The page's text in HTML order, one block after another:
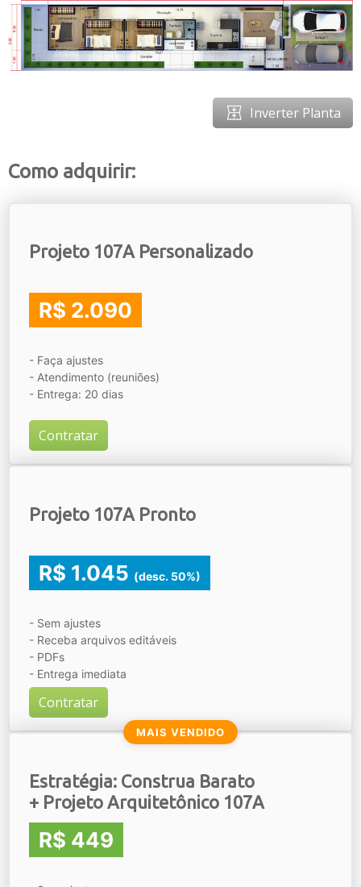
Inverter Planta
Como adquirir:
Projeto 107A Personalizado
R$ 2.090
- Faça ajustes
- Atendimento (reuniões)
- Entrega: 20 dias
Contratar
Projeto 107A Pronto
R$ 1.045 (desc. 50%)
- Sem ajustes
- Receba arquivos editáveis
- PDFs
- Entrega imediata
Contratar
MAIS VENDIDO
Estratégia: Construa Barato
+ Projeto Arquitetônico 107A
R$ 449